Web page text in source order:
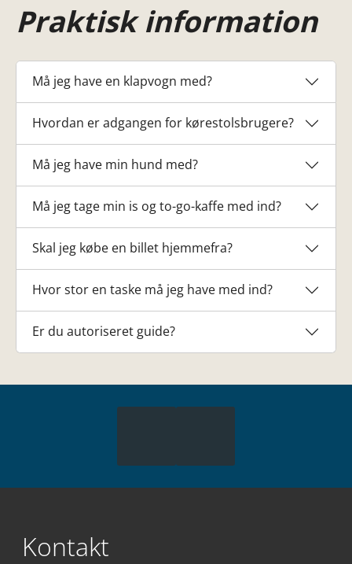
Praktisk information
Må jeg have en klapvogn med?
Hvordan er adgangen for kørestolsbrugere?
Må jeg have min hund med?
Må jeg tage min is og to-go-kaffe med ind?
Skal jeg købe en billet hjemmefra?
Hvor stor en taske må jeg have med ind?
Er du autoriseret guide?
Kontakt